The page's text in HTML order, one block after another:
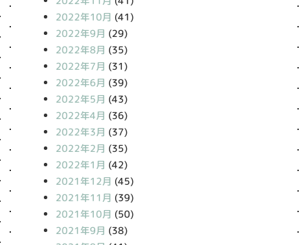
2022年10月 (41)
2022年9月 (29)
2022年8月 (35)
2022年7月 (31)
2022年6月 (39)
2022年5月 (43)
2022年4月 (36)
2022年3月 (37)
2022年2月 (35)
2022年1月 (42)
2021年12月 (45)
2021年11月 (39)
2021年10月 (50)
2021年9月 (38)